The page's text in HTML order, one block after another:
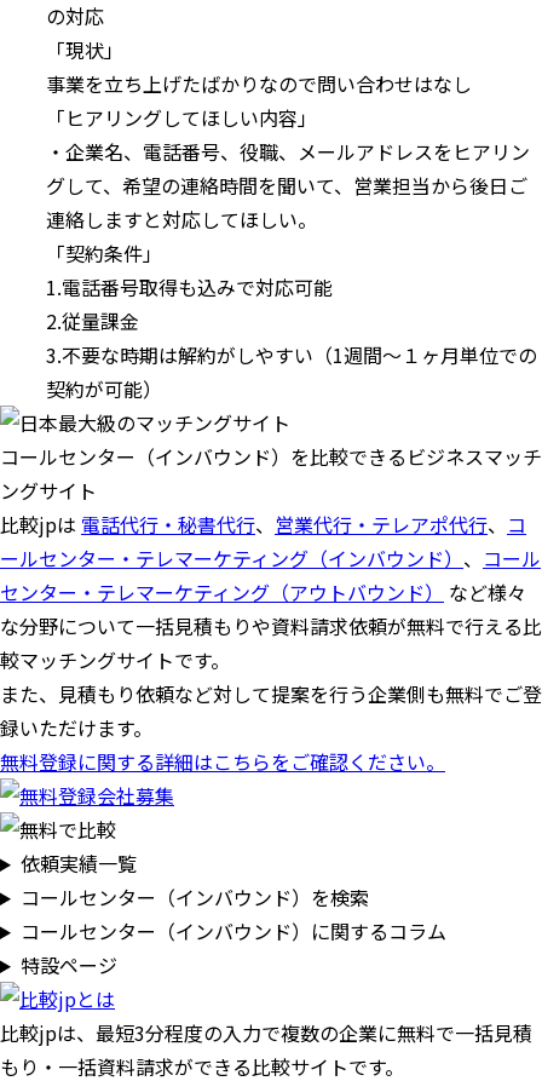
の対応
「現状」
事業を立ち上げたばかりなので問い合わせはなし
「ヒアリングしてほしい内容」
・企業名、電話番号、役職、メールアドレスをヒアリン
グして、希望の連絡時間を聞いて、営業担当から後日ご
連絡しますと対応してほしい。
「契約条件」
1.電話番号取得も込みで対応可能
2.従量課金
3.不要な時期は解約がしやすい（1週間〜１ヶ月単位での
契約が可能）
コールセンター（インバウンド）を比較できるビジネスマッチ
ングサイト
比較jpは 電話代行・秘書代行、 営業代行・テレアポ代行、 コ
ールセンター・テレマーケティング（インバウンド） 、 コール
センター・テレマーケティング（アウトバウンド）
など様々
な分野について一括見積もりや資料請求依頼が無料で行える比
較マッチングサイトです。
また、見積もり依頼など対して提案を行う企業側も無料でご登
録いただけます。
無料登録に関する詳細はこちらをご確認ください。
依頼実績一覧
コールセンター（インバウンド）を検索
コールセンター（インバウンド）に関するコラム
特設ページ
比較jpは、 最短3分程度の入力で複数の企業に無料で一括見積
もり・一括資料請求ができる比較サイトです。